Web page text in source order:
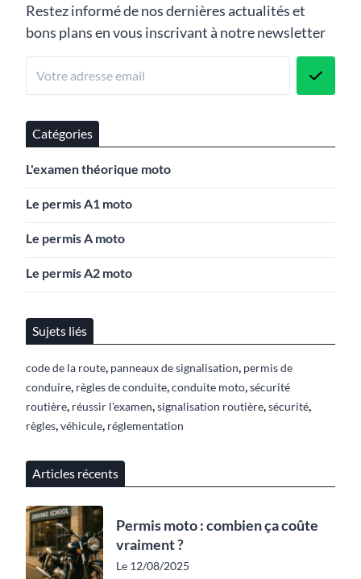
Restez informé de nos dernières actualités et
bons plans en vous inscrivant à notre newsletter
Catégories
L'examen théorique moto
Le permis A1 moto
Le permis A moto
Le permis A2 moto
Sujets liés
code de la route, panneaux de signalisation, permis de
conduire, règles de conduite,conduite moto,sécurité
routière, réussir l'examen,signalisation routière,sécurité,
règles,véhicule, réglementation
Articles récents
Permis moto : combien ça coûte
vraiment ?
Le 12/08/2025